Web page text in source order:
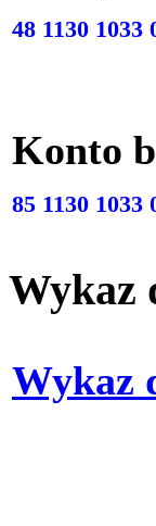
48 1130 1033
Konto
85 1130 1033
Wykaz
Wykaz